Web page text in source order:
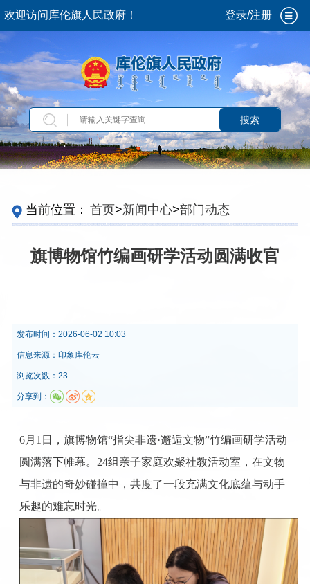
欢迎访问库伦旗人民政府！ 登录/注册
搜索
当前位置： 首页>新闻中心>部门动态
旗博物馆竹编画研学活动圆满收官
发布时间： 2026-06-02 10:03
信息来源： 印象库伦云
浏览次数：23
分享到：
6月1日，旗博物馆“指尖非遗·邂逅文物”竹编画研学活动
圆满落下帷幕。24组亲子家庭欢聚社教活动室，在文物
与非遗的奇妙碰撞中，共度了一段充满文化底蕴与动手
乐趣的难忘时光。